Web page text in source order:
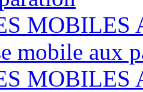
MOBILES
mobile aux
MOBILES